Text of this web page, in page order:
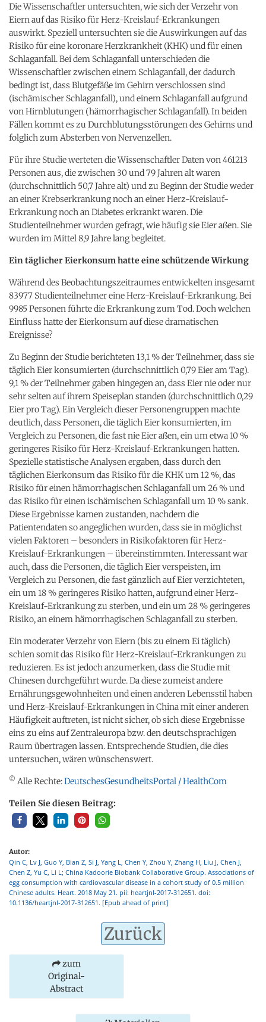
Die Wissenschaftler untersuchten, wie sich der Verzehr von
Eiern auf das Risiko für Herz-Kreislauf-Erkrankungen
auswirkt. Speziell untersuchten sie die Auswirkungen auf das
Risiko für eine koronare Herzkrankheit (KHK) und für einen
Schlaganfall. Bei dem Schlaganfall unterschieden die
Wissenschaftler zwischen einem Schlaganfall, der dadurch
bedingt ist, dass Blutgefäße im Gehirn verschlossen sind
(ischämischer Schlaganfall), und einem Schlaganfall aufgrund
von Hirnblutungen (hämorrhagischer Schlaganfall). In beiden
Fällen kommt es zu Durchblutungsstörungen des Gehirns und
folglich zum Absterben von Nervenzellen.
Für ihre Studie werteten die Wissenschaftler Daten von 461213
Personen aus, die zwischen 30 und 79 Jahren alt waren
(durchschnittlich 50,7 Jahre alt) und zu Beginn der Studie weder
an einer Krebserkrankung noch an einer Herz-Kreislauf-
Erkrankung noch an Diabetes erkrankt waren. Die
Studienteilnehmer wurden gefragt, wie häufig sie Eier aßen. Sie
wurden im Mittel 8,9 Jahre lang begleitet.
Ein täglicher Eierkonsum hatte eine schützende Wirkung
Während des Beobachtungszeitraumes entwickelten insgesamt
83977 Studienteilnehmer eine Herz-Kreislauf-Erkrankung. Bei
9985 Personen führte die Erkrankung zum Tod. Doch welchen
Einfluss hatte der Eierkonsum auf diese dramatischen
Ereignisse?
Zu Beginn der Studie berichteten 13,1 % der Teilnehmer, dass sie
täglich Eier konsumierten (durchschnittlich 0,79 Eier am Tag).
9,1 % der Teilnehmer gaben hingegen an, dass Eier nie oder nur
sehr selten auf ihrem Speiseplan standen (durchschnittlich 0,29
Eier pro Tag). Ein Vergleich dieser Personengruppen machte
deutlich, dass Personen, die täglich Eier konsumierten, im
Vergleich zu Personen, die fast nie Eier aßen, ein um etwa 10 %
geringeres Risiko für Herz-Kreislauf-Erkrankungen hatten.
Spezielle statistische Analysen ergaben, dass durch den
täglichen Eierkonsum das Risiko für die KHK um 12 %, das
Risiko für einen hämorrhagischen Schlaganfall um 26 % und
das Risiko für einen ischämischen Schlaganfall um 10 % sank.
Diese Ergebnisse kamen zustanden, nachdem die
Patientendaten so angeglichen wurden, dass sie in möglichst
vielen Faktoren – besonders in Risikofaktoren für Herz-
Kreislauf-Erkrankungen – übereinstimmten. Interessant war
auch, dass die Personen, die täglich Eier verspeisten, im
Vergleich zu Personen, die fast gänzlich auf Eier verzichteten,
ein um 18 % geringeres Risiko hatten, aufgrund einer Herz-
Kreislauf-Erkrankung zu sterben, und ein um 28 % geringeres
Risiko, an einem hämorrhagischen Schlaganfall zu sterben.
Ein moderater Verzehr von Eiern (bis zu einem Ei täglich)
schien somit das Risiko für Herz-Kreislauf-Erkrankungen zu
reduzieren. Es ist jedoch anzumerken, dass die Studie mit
Chinesen durchgeführt wurde. Da diese zumeist andere
Ernährungsgewohnheiten und einen anderen Lebensstil haben
und Herz-Kreislauf-Erkrankungen in China mit einer anderen
Häufigkeit auftreten, ist nicht sicher, ob sich diese Ergebnisse
eins zu eins auf Zentraleuropa bzw. den deutschsprachigen
Raum übertragen lassen. Entsprechende Studien, die dies
untersuchen, wären wünschenswert.
© Alle Rechte:DeutschesGesundheitsPortal / HealthCom
Teilen Sie diesen Beitrag:
Autor:
Qin C, Lv J, Guo Y, Bian Z, Si J, Yang L, Chen Y, Zhou Y, Zhang H, Liu J, Chen J,
Chen Z, Yu C, Li L; China Kadoorie Biobank Collaborative Group. Associations of
egg consumption with cardiovascular disease in a cohort study of 0.5 million
Chinese adults. Heart. 2018 May 21. pii: heartjnl-2017-312651. doi:
10.1136/heartjnl-2017-312651. [Epub ahead of print]
Zurück
zum
Original-
Abstract